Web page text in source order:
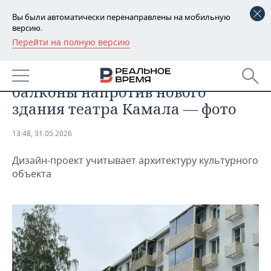
Вы были автоматически перенаправлены на мобильную
версию.
Перейти на полную версию
РЕГИОНЫ
БАШКОРТОСТАН
ТАТАРСТАН
НОВОСТИ
АНАЛИТИКА
ДЕКЛАРАЦИИ О ДОХОДАХ
ВУЗЫ ТАТАРСТАНА
КОМУ ПРИНАДЛЕЖАТ
ТОРГОВЫЕ ЦЕНТРЫ
ТАТАРСТАНА
НОВОСТИ ЭКОНОМИКИ
БАНКИ
БЮДЖЕТ
ИНВЕСТИЦИИ
ПРОМЫШЛЕННОСТЬ
АГРОПРОМ
МАШИНОСТРОЕНИЕ
НОВОСТИ НЕДВИЖИМОСТИ
АВТО
НОВОСТИ АВТО
БИЗНЕС
НОВОСТИ БИЗНЕСА
ТЕХНОЛОГИИ
Как выглядят обновленные
балконы напротив нового
здания театра Камала — фото
13:48, 31.05.2026
Дизайн-проект учитывает архитектуру культурного
объекта